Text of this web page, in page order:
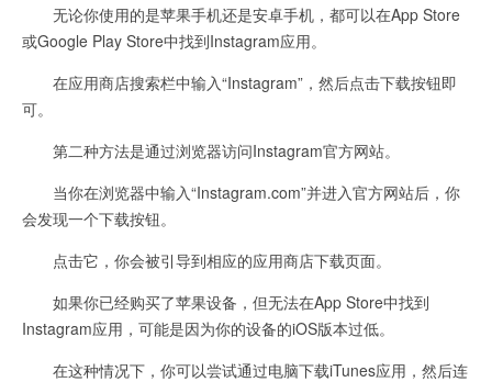
无论你使用的是苹果手机还是安卓手机，都可以在App Store
或Google Play Store中找到Instagram应用。
在应用商店搜索栏中输入“Instagram”，然后点击下载按钮即
可。
第二种方法是通过浏览器访问Instagram官方网站。
当你在浏览器中输入“Instagram.com”并进入官方网站后，你
会发现一个下载按钮。
点击它，你会被引导到相应的应用商店下载页面。
如果你已经购买了苹果设备，但无法在App Store中找到
Instagram应用，可能是因为你的设备的iOS版本过低。
在这种情况下，你可以尝试通过电脑下载iTunes应用，然后连